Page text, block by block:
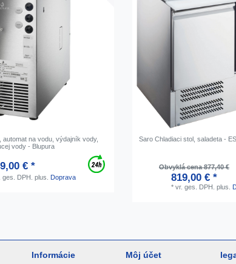
automat na vodu, výdajník vody,
vody - Blupura
€ *
ges. DPH. plus. Doprava
Saro Chladiaci stol, saladeta -
Obvyklá cena 877,40 €
819,00 € *
* vr. ges. DPH. plus.
Informácie Môj účet